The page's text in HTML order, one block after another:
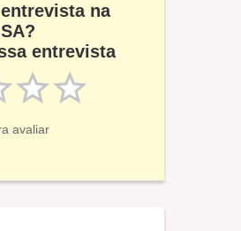
na
entrevista
avaliar